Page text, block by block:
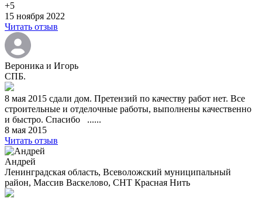
+5
15 ноября 2022
Читать отзыв
Вероника и Игорь
СПБ.
8 мая 2015 сдали дом. Претензий по качеству работ нет. Все
строительные и отделочные работы, выполнены качественно
и быстро. Спасибо ......
8 мая 2015
Читать отзыв
Андрей
Ленинградская область, Всеволожский муниципальный
район, Массив Васкелово, СНТ Красная Нить